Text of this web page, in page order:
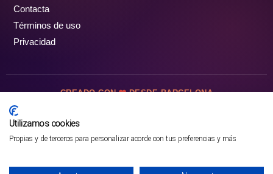
Contacta
Términos de uso
Privacidad
CREADO CON DESDE BARCELONA
Utilizamos cookies
Propias y de terceros para personalizar acorde con tus preferencias y más